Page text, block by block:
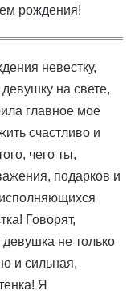
рождения!
невестку,
на свете,
главное мое
счастливо и
чего ты,
подарков и
Говорят,
не только
и сильная,
Я